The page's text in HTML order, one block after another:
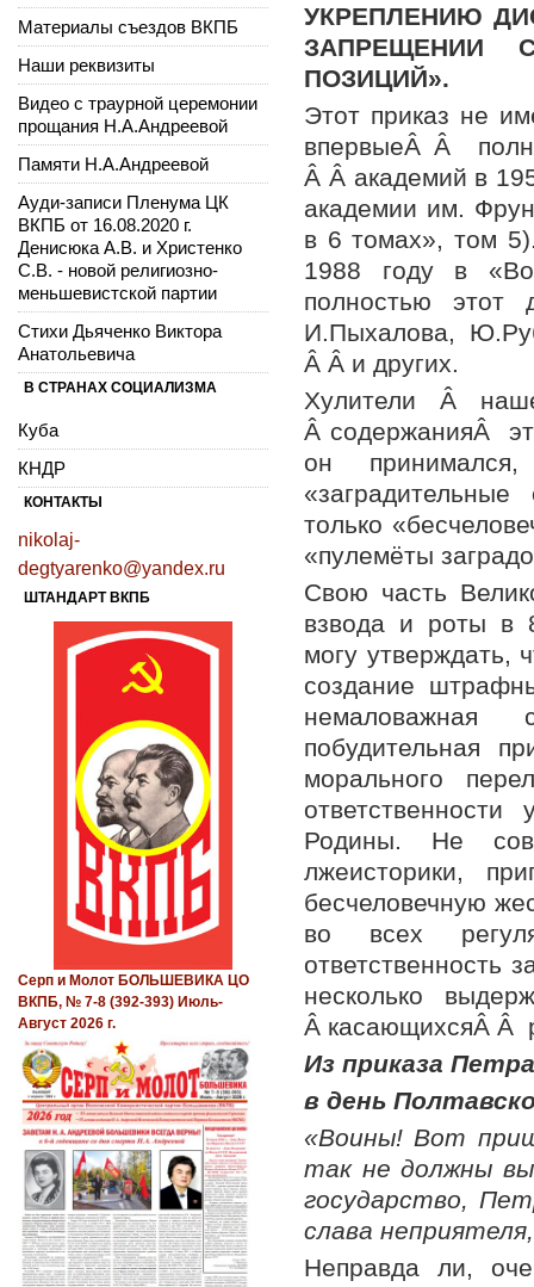
УКРЕПЛЕНИЮ
ЗАПРЕЩЕНИИ
ПОЗИЦИЙ».
Этот приказ не
впервыеÂ Â
Â Â академий в
академии им.
в 6 томах», том
1988 году в
полностью этот
И.Пыхалова,
Â Â и других.
Хулители Â
Â содержанияÂ
он
только
«пулемёты
Свою часть
взвода и роты в
могу утверждать,
создание
немаловажная
побудительная
морального
Родины. Не
лжеисторики,
бесчеловечную
во всех
ответственность
несколько
Â касающихсяÂ Â
Из приказа
в день
«Воины! Вот
так не должны
государство,
слава
Неправда ли,
Материалы съездов ВКПБ
Наши реквизиты
Видео с траурной церемонии
прощания Н.А.Андреевой
Памяти Н.А.Андреевой
Ауди-записи Пленума ЦК
ВКПБ от 16.08.2020 г.
Денисюка А.В. и Христенко
С.В. - новой религиозно-
меньшевистской партии
Стихи Дьяченко Виктора
Анатольевича
В СТРАНАХ СОЦИАЛИЗМА
Куба
КНДР
КОНТАКТЫ
nikolaj-
degtyarenko@yandex.ru
ШТАНДАРТ ВКПБ
Серп и Молот БОЛЬШЕВИКА ЦО
ВКПБ, № 7-8 (392-393) Июль-
Август 2026 г.